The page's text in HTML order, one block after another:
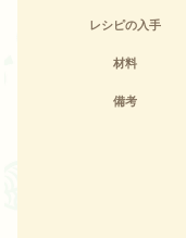
レシピの入手
材料
備考